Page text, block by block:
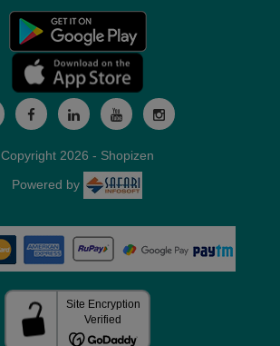
Copyright 2026 - Shopizen
Powered by